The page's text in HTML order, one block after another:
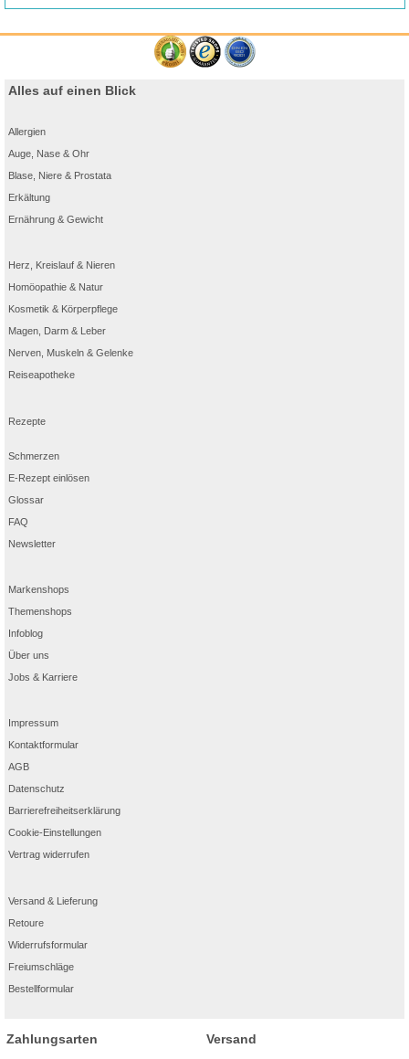
Alles auf einen Blick
Allergien
Auge, Nase & Ohr
Blase, Niere & Prostata
Erkältung
Ernährung & Gewicht
Herz, Kreislauf & Nieren
Homöopathie & Natur
Kosmetik & Körperpflege
Magen, Darm & Leber
Nerven, Muskeln & Gelenke
Reiseapotheke
Rezepte
Schmerzen
E-Rezept einlösen
Glossar
FAQ
Newsletter
Markenshops
Themenshops
Infoblog
Über uns
Jobs & Karriere
Impressum
Kontaktformular
AGB
Datenschutz
Barrierefreiheitserklärung
Cookie-Einstellungen
Vertrag widerrufen
Versand & Lieferung
Retoure
Widerrufsformular
Freiumschläge
Bestellformular
Zahlungsarten Versand